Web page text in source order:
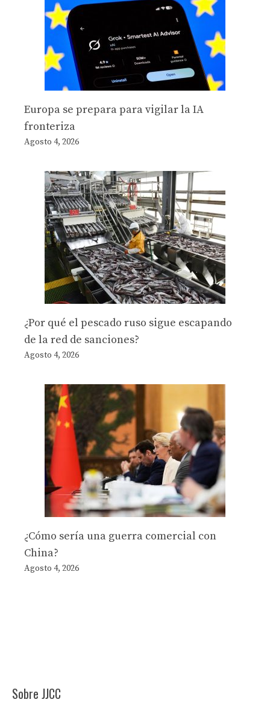
Europa se prepara para vigilar la IA
fronteriza
Agosto 4, 2026
¿Por qué el pescado ruso sigue escapando
de la red de sanciones?
Agosto 4, 2026
¿Cómo sería una guerra comercial con
China?
Agosto 4, 2026
Sobre JJCC